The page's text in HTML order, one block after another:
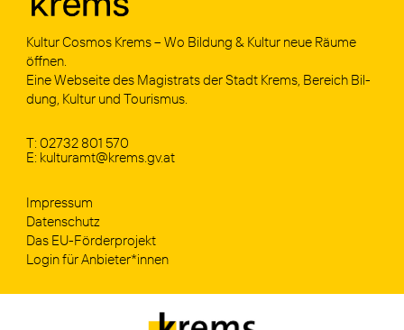
Kul­tur Cos­mos Krems – Wo Bil­dung & Kul­tur neue Räu­me
öff­nen.
Eine Web­sei­te des Magis­trats der Stadt Krems, Bereich Bil­
dung, Kul­tur und Tou­ris­mus.
T: 02732 801 570
E: kulturamt@krems.gv.at
Impres­sum
Daten­schutz
Das EU-För­­der­­pro­­jekt
Log­in für Anbieter*innen